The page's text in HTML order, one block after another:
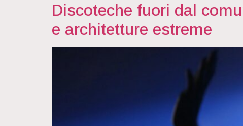
Discoteche fuori dal
e architetture estreme